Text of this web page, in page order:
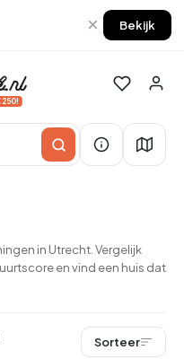
× Bekijk
in Utrecht. Vergelijk
en vind een huis dat
Sorteer